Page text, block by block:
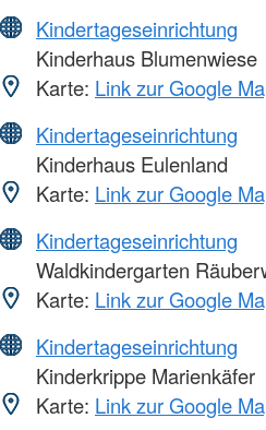
Kindertageseinrichtung
Kinderhaus Blumenwiese
Karte: Link zur Google
Kindertageseinrichtung
Kinderhaus Eulenland
Karte: Link zur Google
Kindertageseinrichtung
Waldkindergarten
Karte: Link zur Google
Kindertageseinrichtung
Kinderkrippe Marienkäfer
Karte: Link zur Google